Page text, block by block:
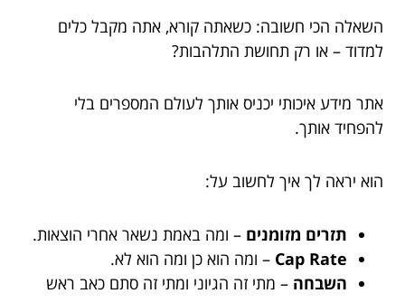
השאלה הכי חשובה: כשאתה קורא, אתה מקבל כלים
למדוד – או רק תחושת התלהבות?
אתר מידע איכותי יכניס אותך לעולם המספרים בלי
להפחיד אותך.
הוא יראה לך איך לחשוב על:
תזרים מזומנים – ומה באמת נשאר אחרי הוצאות.
Cap Rate – ומה הוא כן ומה הוא לא.
השבחה – מתי זה הגיוני ומתי זה סתם כאב ראש